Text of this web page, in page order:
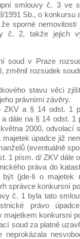
smlouvy č. 3 ve
Sb., o konkursu
sporné
č. 2, takže jejich
soud v Praze
změnil rozsudek
stavu věci
právními závěry.
ZKV a § 14 odst. 1
dále na § 14 odst.
2000, odvolací
úpadce již
(eventuálně
1 písm. d/ ZKV dále
práva do
být (jde-li o majetek
správce konkursní
č. 1 byla tato
právo
majetkem konkursní
soud za platně